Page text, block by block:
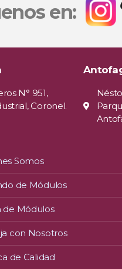
en:
N° 951,
Coronel.
Somos
de Módulos
de Módulos
con Nosotros
de Calidad